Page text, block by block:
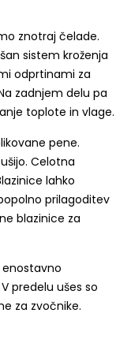
znotraj čelade.
sistem kroženja
odprtinami za
zadnjem delu pa
toplote in vlage.
pene.
Celotna
lahko
prilagoditev
blazinice za
enostavno
predelu ušes so
za zvočnike.